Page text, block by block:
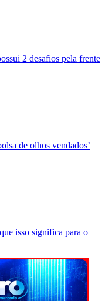
2 desafios pela frente
de olhos vendados’
isso significa para o